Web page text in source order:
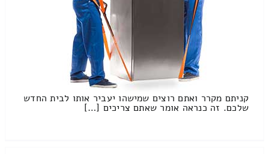
קניתם מקרר ואתם רוצים שמישהו יעביר אותו לבית החדש
שלכם. זה כנראה אומר שאתם צריכים […]